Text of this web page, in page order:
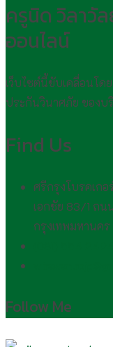
ครูนิด วิลาวั
ออนไลน์
เว็บไซต์นี้ขับเคลื่อนโ
ประกันวินาศภัย ของบ
Find Us
ศรีกรุงโบรคเก
เอกชัย 83/1 ถน
กรุงเทพมหานคร
Follow Me